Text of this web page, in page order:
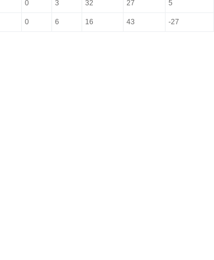
0 3 32 27 5
0 6 16 43 -27